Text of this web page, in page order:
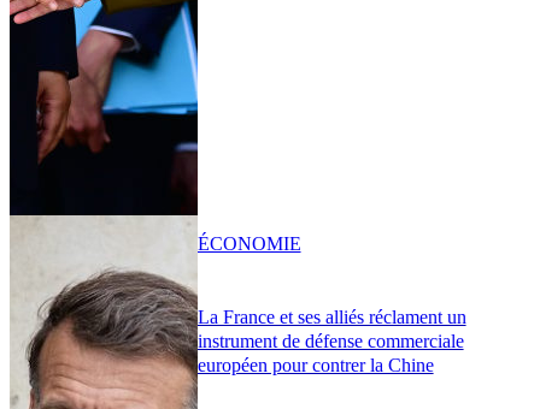
La France et ses alliés réclament un
instrument de défense commerciale
européen pour contrer la Chine
ÉCONOMIE